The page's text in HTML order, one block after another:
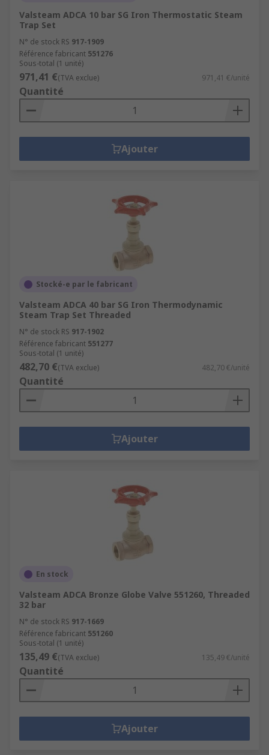
Valsteam ADCA 10 bar SG Iron Thermostatic Steam
Trap Set
N° de stock RS 917-1909
Référence fabricant 551276
Sous-total (1 unité)
971,41 €(TVA exclue) 971,41 €/unité
Quantité
Ajouter
Stocké-e par le fabricant
Valsteam ADCA 40 bar SG Iron Thermodynamic
Steam Trap Set Threaded
N° de stock RS 917-1902
Référence fabricant 551277
Sous-total (1 unité)
482,70 €(TVA exclue) 482,70 €/unité
Quantité
Ajouter
En stock
Valsteam ADCA Bronze Globe Valve 551260, Threaded
32 bar
N° de stock RS 917-1669
Référence fabricant 551260
Sous-total (1 unité)
135,49 €(TVA exclue) 135,49 €/unité
Quantité
Ajouter